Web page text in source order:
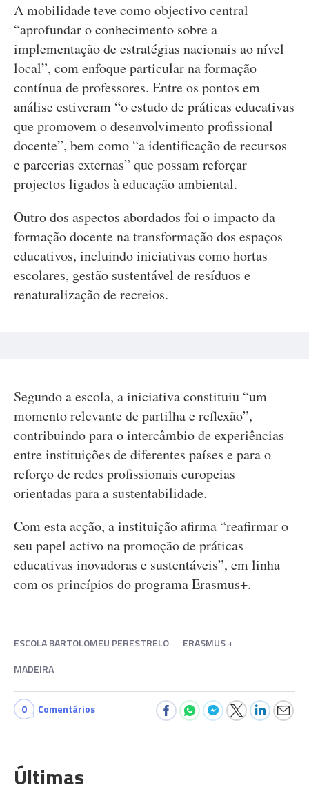
A mobilidade teve como objectivo central
“aprofundar o conhecimento sobre a
implementação de estratégias nacionais ao nível
local”, com enfoque particular na formação
contínua de professores. Entre os pontos em
análise estiveram “o estudo de práticas educativas
que promovem o desenvolvimento profissional
docente”, bem como “a identificação de recursos
e parcerias externas” que possam reforçar
projectos ligados à educação ambiental.
Outro dos aspectos abordados foi o impacto da
formação docente na transformação dos espaços
educativos, incluindo iniciativas como hortas
escolares, gestão sustentável de resíduos e
renaturalização de recreios.
Segundo a escola, a iniciativa constituiu “um
momento relevante de partilha e reflexão”,
contribuindo para o intercâmbio de experiências
entre instituições de diferentes países e para o
reforço de redes profissionais europeias
orientadas para a sustentabilidade.
Com esta acção, a instituição afirma “reafirmar o
seu papel activo na promoção de práticas
educativas inovadoras e sustentáveis”, em linha
com os princípios do programa Erasmus+.
ESCOLA BARTOLOMEU PERESTRELO
ERASMUS +
MADEIRA
0 Comentários
Últimas